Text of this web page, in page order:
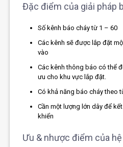
Đặc điểm của giải pháp
Số kênh báo cháy từ 1 – 60
Các kênh sẽ được lắp đặt
vào
Các kênh thông báo có thể
ưu cho khu vực lắp đặt.
Có khả năng báo cháy theo
Cần một lượng lớn dây để
khiển
Ưu & nhược điểm của